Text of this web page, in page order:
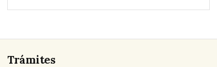
Trámites